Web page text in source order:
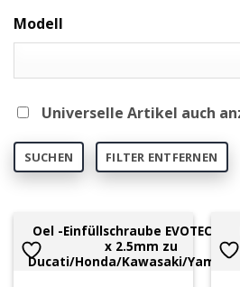
Modell
Universelle Artikel auch
SUCHEN FILTER ENTFERNEN
Oel -Einfüllschraube EVOTECH
x 2.5mm zu
Ducati/Honda/Kawasaki/Yamaha/